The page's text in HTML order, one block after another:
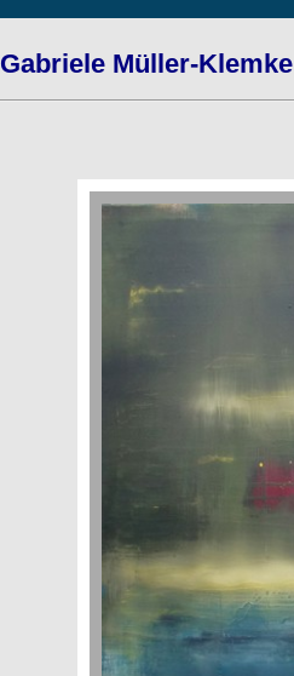
Gabriele Müller-